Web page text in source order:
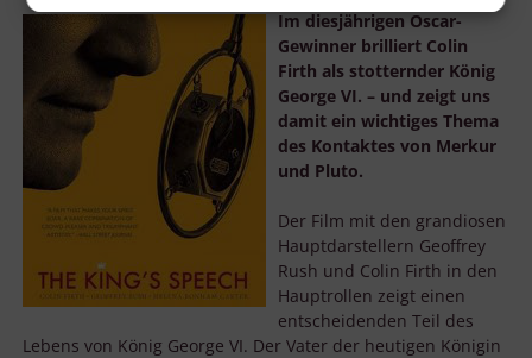
Im diesjährigen Oscar-
Gewinner brilliert Colin
Firth als stotternder König
George VI. – und zeigt uns
damit ein wichtiges Thema
des Kontaktes von Merkur
und Pluto.
Der Film mit den grandiosen
Hauptdarstellern Geoffrey
Rush und Colin Firth in den
Hauptrollen zeigt einen
entscheidenden Teil des
Lebens von König George VI. Der Vater der heutigen Königin
Datenschutz-Button links unten klicken und dort die
entsprechenden Anpassungen vornehmen.
Zwecke der Datenverarbeitung durch unsere Partner:
Speichern von oder Zugriff auf Informationen auf einem Endgerät
Verwendung reduzierter Daten zur Auswahl von Werbeanzeigen
Erstellung von Profilen für personalisierte Werbung
Verwendung von Profilen zur Auswahl personalisierter Werbung
Erstellung von Profilen zur Personalisierung von Inhalten
Verwendung von Profilen zur Auswahl personalisierter Inhalte
Messung der Werbeleistung
Messung der Performance von Inhalten
Analyse von Zielgruppen durch Statistiken oder Kombinationen
von Daten aus verschiedenen Quellen
Entwicklung und Verbesserung der Angebote
Verwendung reduzierter Daten zur Auswahl von Inhalten